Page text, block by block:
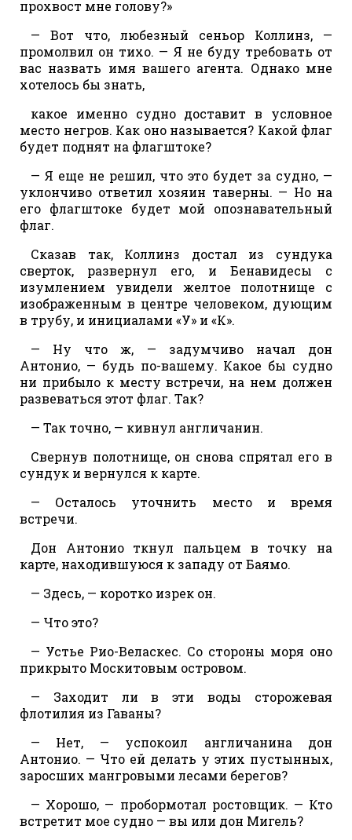
прохвост мне голову?»
— Вот что, любезный сеньор Коллинз, —
промолвил он тихо. — Я не буду требовать от
вас назвать имя вашего агента. Однако мне
хотелось бы знать,
какое именно судно доставит в условное
место негров. Как оно называется? Какой флаг
будет поднят на флагштоке?
— Я еще не решил, что это будет за судно, —
уклончиво ответил хозяин таверны. — Но на
его флагштоке будет мой опознавательный
флаг.
Сказав так, Коллинз достал из сундука
сверток, развернул его, и Бенавидесы с
изумлением увидели желтое полотнище с
изображенным в центре человеком, дующим
в трубу, и инициалами «У» и «К».
— Ну что ж, — задумчиво начал дон
Антонио, — будь по-вашему. Какое бы судно
ни прибыло к месту встречи, на нем должен
развеваться этот флаг. Так?
— Так точно, — кивнул англичанин.
Свернув полотнище, он снова спрятал его в
сундук и вернулся к карте.
— Осталось уточнить место и время
встречи.
Дон Антонио ткнул пальцем в точку на
карте, находившуюся к западу от Баямо.
— Здесь, — коротко изрек он.
— Что это?
— Устье Рио-Веласкес. Со стороны моря оно
прикрыто Москитовым островом.
— Заходит ли в эти воды сторожевая
флотилия из Гаваны?
— Нет, — успокоил англичанина дон
Антонио. — Что ей делать у этих пустынных,
заросших мангровыми лесами берегов?
— Хорошо, — пробормотал ростовщик. — Кто
встретит мое судно — вы или дон Мигель?